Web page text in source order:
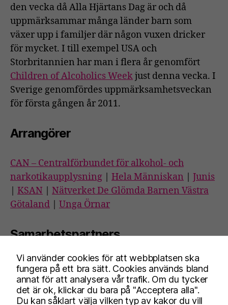
den vecka då Alla Hjärtans Dag är och då
uppmärksammar många länder barn som
växer upp i familjer där någon vuxen dricker
för mycket. I till exempel USA och
Storbritannien har man i flera år genomfört
Children of Alcoholics Weekjust denna vecka. I
Sverige genomfördes uppmärksamhetsveckan
för första gången år 2011.
Arrangörer
CAN – Centralförbundet för alkohol- och
narkotikaupplysning
Hela Människan
Junis
KSAN
Nätverket De Glömda Barnen Västra
Götaland
Unga Örnar
Samarbetspartners
Blå Bandet|Nykterhetsrörelsens
bildningsverksamhet| Riksförbundet SIMON|
Frisksportrörelsen| Stiftelsen Trygga barnen
Vi använder cookies för att webbplatsen ska
fungera på ett bra sätt. Cookies används bland
annat för att analysera vår trafik. Om du tycker
det är ok, klickar du bara på "Acceptera alla".
Du kan såklart välja vilken typ av kakor du vill